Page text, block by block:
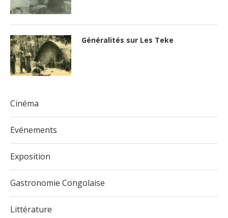
Généralités sur Les Teke
Cinéma
Evénements
Exposition
Gastronomie Congolaise
Littérature